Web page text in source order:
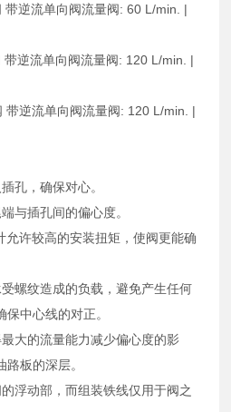
带逆流单向阀流量阀: 60 L/min. |
带逆流单向阀流量阀: 120 L/min. |
带逆流单向阀流量阀: 120 L/min. |
孔，确保对心。
与插孔间的偏心度。
允许较高的安装扭矩，使阀更能确
螺纹造成的负载，避免产生任何
中心线的对正。
大的流量能力减少偏心度的影
板的深层。
浮动部，而组装铁线仅用于阀之